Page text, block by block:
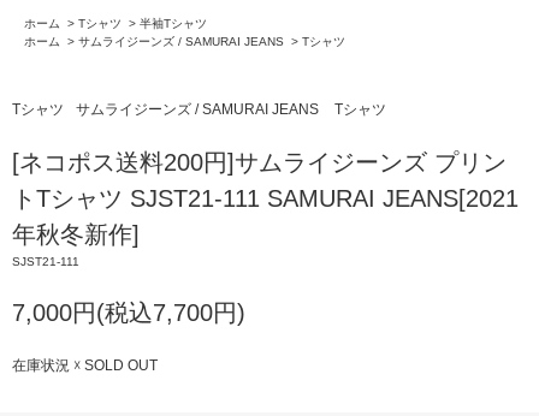
ホーム > Tシャツ > 半袖Tシャツ
ホーム
> サムライジーンズ / SAMURAI JEANS > Tシャツ
Tシャツ サムライジーンズ / SAMURAI JEANS Tシャツ
[ネコポス送料200円]サムライジーンズ プリン
トTシャツ SJST21-111 SAMURAI JEANS[2021
年秋冬新作]
SJST21-111
7,000円(税込7,700円)
在庫状況 ☓ SOLD OUT